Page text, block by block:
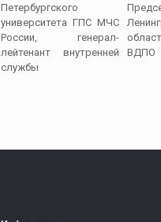
Петербургского
университета ГПС МЧС
России, генерал-
лейтенант внутренней
службы
ВДПО